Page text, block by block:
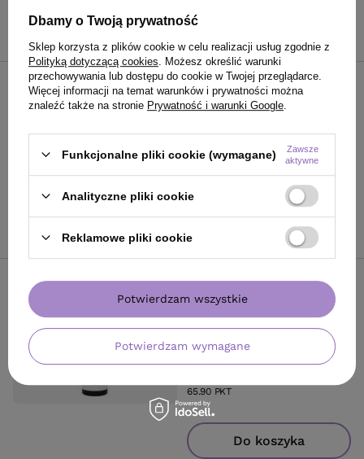
Artego LOLA maska tonująca
regenerująca Caramel 20ml
(84,50 zł / 100ml)
16.90PKTpunktów
Do koszyka
tonująca regenerująca Coral
200 ml
65,90 zł
65.90PKTpunktów
Do koszyka
Dbamy o Twoją prywatność
Sklep korzysta z plików cookie w celu realizacji usług zgodnie z
Polityką dotyczącą cookies . Możesz określić warunki
przechowywania lub dostępu do cookie w Twojej przeglądarce.
Więcej informacji na temat warunków i prywatności można
znaleźć także na stronie Prywatność i warunki Google
Funkcjonalne pliki cookie (wymagane)
Zawsze
aktywne
Analityczne pliki cookie
Reklamowe pliki cookie
Potwierdzam wymagane
Potwierdzam wszystkie